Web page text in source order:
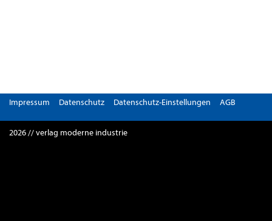
Impressum Datenschutz Datenschutz-Einstellungen AGB
2026 // verlag moderne industrie